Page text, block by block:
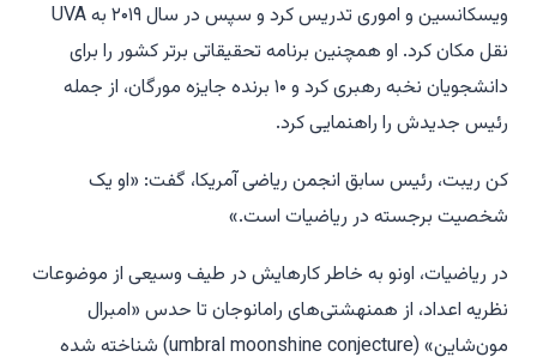
ویسکانسین و اموری تدریس کرد و سپس در سال ۲۰۱۹ به UVA
نقل مکان کرد. او همچنین برنامه تحقیقاتی برتر کشور را برای
دانشجویان نخبه رهبری کرد و ۱۰ برنده جایزه مورگان، از جمله
رئیس جدیدش را راهنمایی کرد.
کن ریبت، رئیس سابق انجمن ریاضی آمریکا، گفت: «او یک
شخصیت برجسته در ریاضیات است.»
در ریاضیات، اونو به خاطر کارهایش در طیف وسیعی از موضوعات
نظریه اعداد، از همنهشتی‌های رامانوجان تا حدس «امبرال
مون‌شاین» (umbral moonshine conjecture) شناخته شده